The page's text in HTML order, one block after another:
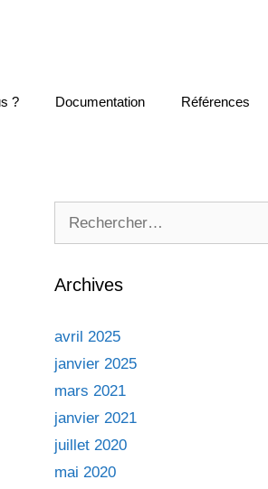
? Documentation Références
Archives
avril 2025
janvier 2025
mars 2021
janvier 2021
juillet 2020
mai 2020